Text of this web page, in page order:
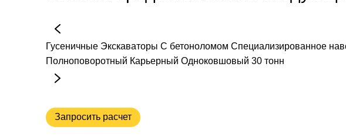
Гусеничные Экскаваторы С бетоноломом Специализированное
Полноповоротный Карьерный Одноковшовый 30 тонн
Запросить расчет